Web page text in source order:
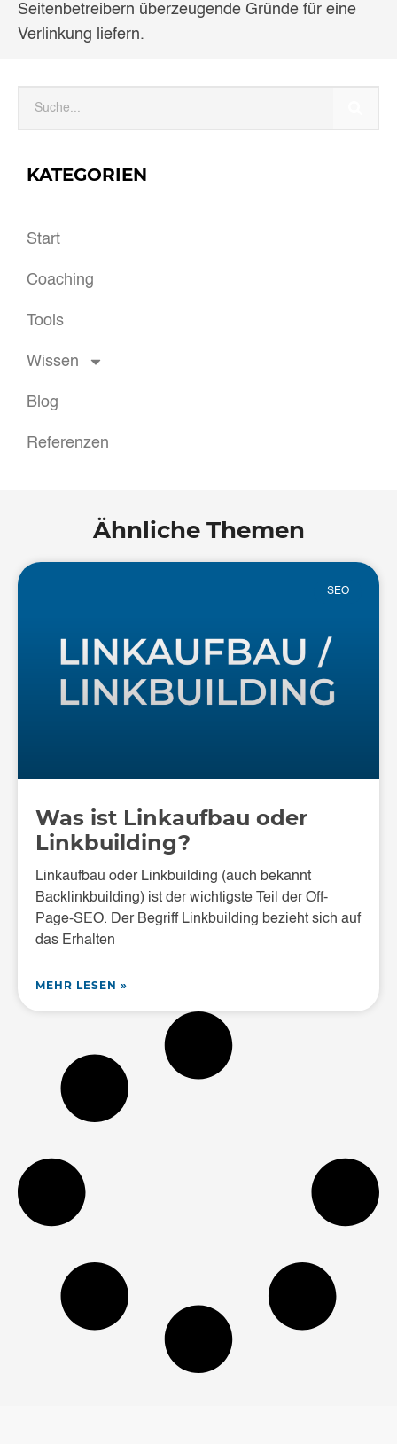
Seitenbetreibern überzeugende Gründe für eine
Verlinkung liefern.
KATEGORIEN
Start
Coaching
Tools
Wissen
Blog
Referenzen
Ähnliche Themen
SEO
Was ist Linkaufbau oder
Linkbuilding?
Linkaufbau oder Linkbuilding (auch bekannt
Backlinkbuilding) ist der wichtigste Teil der Off-
Page-SEO. Der Begriff Linkbuilding bezieht sich auf
das Erhalten
MEHR LESEN »